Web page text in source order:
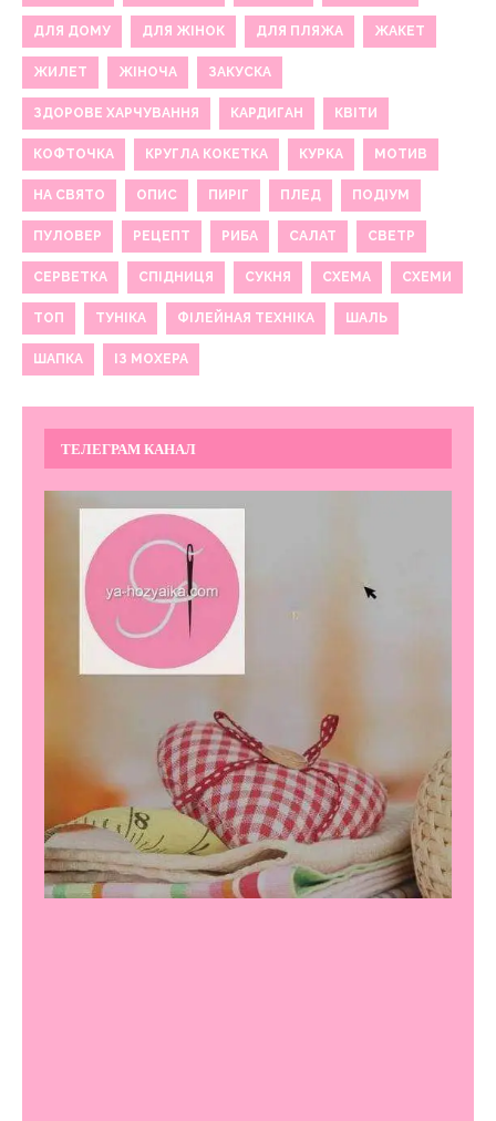
ДЛЯ ДОМУ ДЛЯ ЖІНОК ДЛЯ ПЛЯЖА ЖАКЕТ
ЖИЛЕТ ЖІНОЧА ЗАКУСКА
ЗДОРОВЕ ХАРЧУВАННЯ КАРДИГАН КВІТИ
КОФТОЧКА КРУГЛА КОКЕТКА КУРКА МОТИВ
НА СВЯТО ОПИС ПИРІГ ПЛЕД ПОДІУМ
ПУЛОВЕР РЕЦЕПТ РИБА САЛАТ СВЕТР
СЕРВЕТКА СПІДНИЦЯ СУКНЯ СХЕМА СХЕМИ
ТОП ТУНІКА ФІЛЕЙНАЯ ТЕХНІКА ШАЛЬ
ШАПКА ІЗ МОХЕРА
ТЕЛЕГРАМ КАНАЛ